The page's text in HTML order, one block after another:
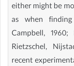
either might be
as when
Campbell,
Rietzschel,
recent